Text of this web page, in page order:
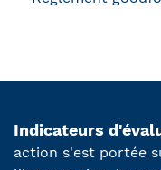
Indicateurs
action s'est portée